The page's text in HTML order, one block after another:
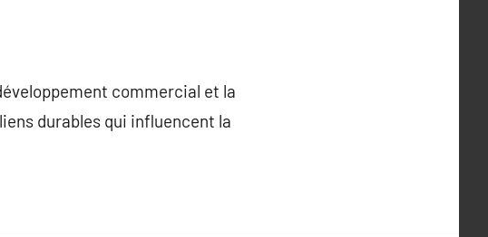
commercial et la
durables qui influencent la